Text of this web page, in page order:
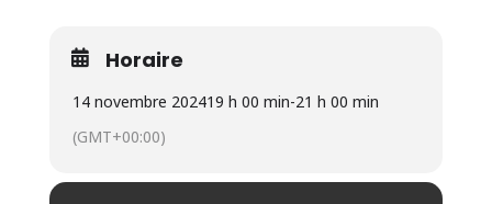
Horaire
14 novembre 202419 h 00 min-21 h 00 min
(GMT+00:00)